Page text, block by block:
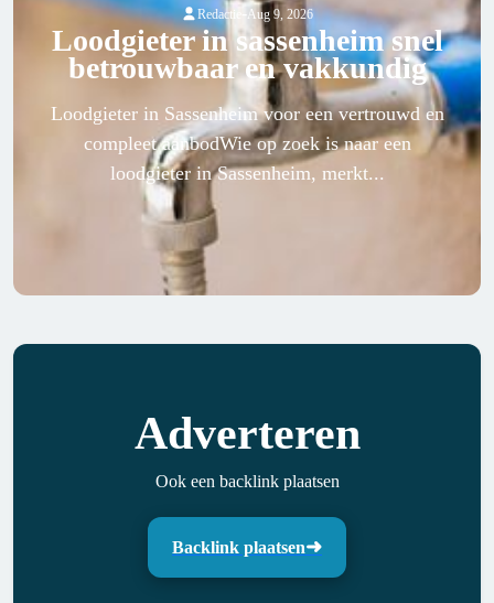
Redactie Aug 9, 2026
Loodgieter in sassenheim snel
betrouwbaar en vakkundig
Loodgieter in Sassenheim voor een vertrouwd en
compleet aanbodWie op zoek is naar een
loodgieter in Sassenheim, merkt...
Adverteren
Ook een backlink plaatsen
Backlink plaatsen